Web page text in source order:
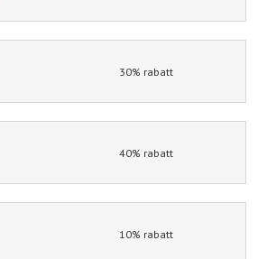
30% rabatt
40% rabatt
10% rabatt